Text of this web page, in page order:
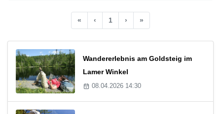
« ‹ 1 › »
Wandererlebnis am Goldsteig im
Lamer Winkel
08.04.2026 14:30